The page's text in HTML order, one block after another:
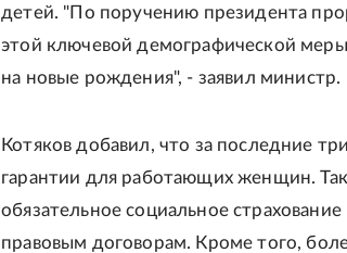
детей. "По поручению президента
этой ключевой демографической
на новые рождения", - заявил министр.
Котяков добавил, что за последние
гарантии для работающих женщин.
обязательное социальное
правовым договорам. Кроме того,